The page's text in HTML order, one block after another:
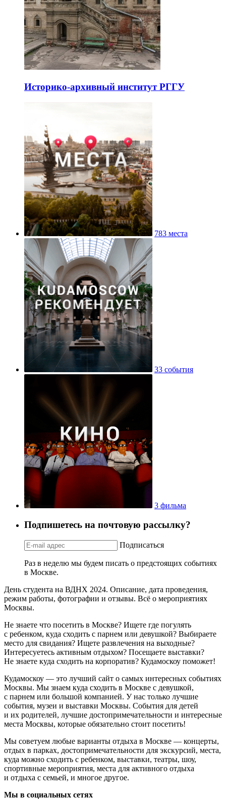
Историко-архивный институт РГГУ
783 места
33 события
3 фильма
Подпишетесь на почтовую рассылку?
Подписаться
Раз в неделю мы будем писать о предстоящих событиях
в Москве.
День студента на ВДНХ 2024. Описание, дата проведения,
режим работы, фотографии и отзывы. Всё о мероприятиях
Москвы.
Не знаете что посетить в Москве? Ищете где погулять
с ребенком, куда сходить с парнем или девушкой? Выбираете
место для свидания? Ищете развлечения на выходные?
Интересуетесь активным отдыхом? Посещаете выставки?
Не знаете куда сходить на корпоратив? Кудамоскоу поможет!
Кудамоскоу — это лучший сайт о самых интересных событиях
Москвы. Мы знаем куда сходить в Москве с девушкой,
с парнем или большой компанией. У нас только лучшие
события, музеи и выставки Москвы. События для детей
и их родителей, лучшие достопримечательности и интересные
места Москвы, которые обязательно стоит посетить!
Мы советуем любые варианты отдыха в Москве — концерты,
отдых в парках, достопримечательности для экскурсий, места,
куда можно сходить с ребенком, выставки, театры, шоу,
спортивные мероприятия, места для активного отдыха
и отдыха с семьей, и многое другое.
Мы в социальных сетях